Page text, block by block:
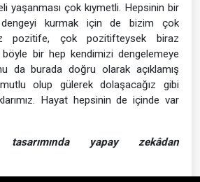
yaşanması çok kıymetli. Hepsinin bir
kurmak için de bizim çok
pozitife, çok pozitifteysek biraz
bir hep kendimizi dengelemeye
da burada doğru olarak açıklamış
olup gülerek dolaşacağız gibi
Hayat hepsinin de içinde var
yapay zekâdan